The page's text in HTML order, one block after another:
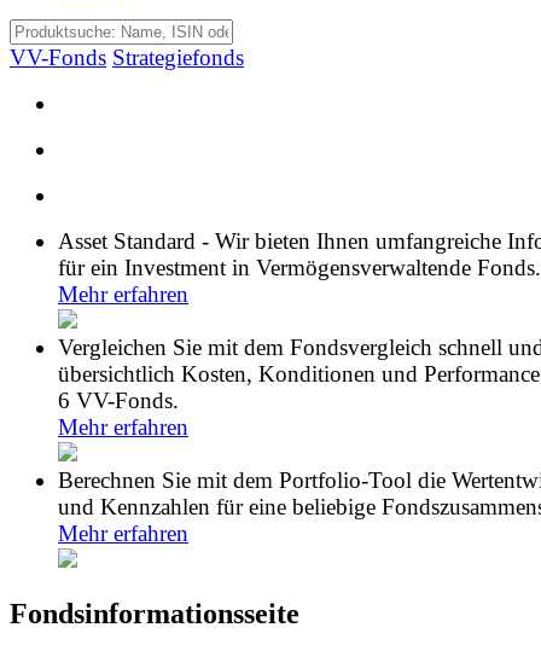
VV-Fonds Strategiefonds
Asset Standard - Wir bieten Ihnen umfangreiche
für ein Investment in Vermögensverwaltende Fonds.
Mehr erfahren
Vergleichen Sie mit dem Fondsvergleich schnell
übersichtlich Kosten, Konditionen und
6 VV-Fonds.
Mehr erfahren
Berechnen Sie mit dem Portfolio-Tool die
und Kennzahlen für eine beliebige
Mehr erfahren
Fondsinformationsseite